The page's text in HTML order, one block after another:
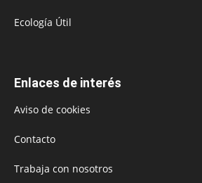
Ecología Útil
Enlaces de interés
Aviso de cookies
Contacto
Trabaja con nosotros